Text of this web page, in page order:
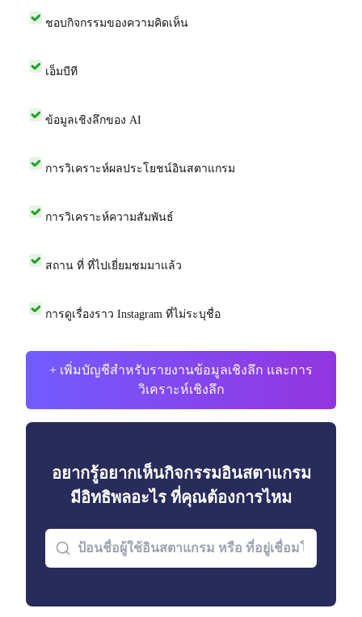
ชอบกิจกรรมของความคิดเห็น
เอ็มบีที
ข้อมูลเชิงลึกของ AI
การวิเคราะห์ผลประโยชน์อินสตาแกรม
การวิเคราะห์ความสัมพันธ์
สถาน ที่ ที่ไปเยี่ยมชมมาแล้ว
การดูเรื่องราว Instagram ที่ไม่ระบุชื่อ
+ เพิ่มบัญชีสำหรับรายงานข้อมูลเชิงลึก และการ
วิเคราะห์เชิงลึก
อยากรู้อยากเห็นกิจกรรมอินสตาแกรม
มีอิทธิพลอะไร ที่คุณต้องการไหม